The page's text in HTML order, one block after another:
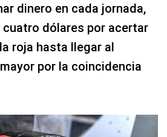
dinero en cada jornada,
dólares por acertar
roja hasta llegar al
por la coincidencia